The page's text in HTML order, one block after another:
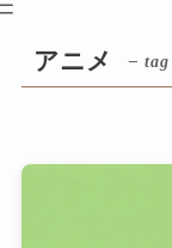
アニメ – tag